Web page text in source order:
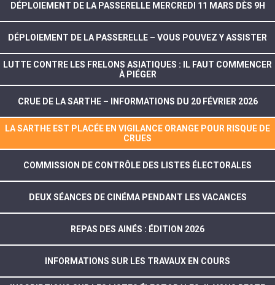
DÉPLOIEMENT DE LA PASSERELLE MERCREDI 11 MARS DÈS 9H
DÉPLOIEMENT DE LA PASSERELLE – VOUS POUVEZ Y ASSISTER
LUTTE CONTRE LES FRELONS ASIATIQUES : IL FAUT COMMENCER
À PIÉGER
CRUE DE LA SARTHE – INFORMATIONS DU 20 FÉVRIER 2026
LA SARTHE EST PLACÉE EN VIGILANCE ORANGE POUR RISQUE DE
CRUES
COMMISSION DE CONTRÔLE DES LISTES ÉLECTORALES
DEUX SÉANCES DE CINÉMA PENDANT LES VACANCES
REPAS DES AINÉS : ÉDITION 2026
INFORMATIONS SUR LES TRAVAUX EN COURS